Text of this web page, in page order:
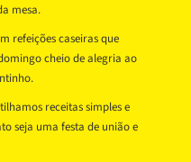
mesa.
refeições caseiras que
cheio de alegria ao
receitas simples e
seja uma festa de união e